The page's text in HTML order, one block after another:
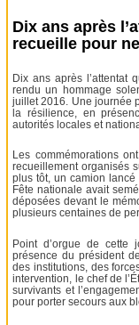
Dix ans après
recueille pour
Dix ans après l’attentat
rendu un hommage
juillet 2016. Une journée
la résilience, en
autorités locales et
Les commémorations
recueillement organisés
plus tôt, un camion
Fête nationale avait
déposées devant le
plusieurs centaines de
Point d’orgue de cette
présence du président
des institutions, des
intervention, le chef de
survivants et
pour porter secours aux